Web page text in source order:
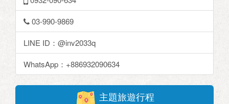
03-990-9869
LINE ID：@inv2033q
WhatsApp：+886932090634
主題旅遊行程